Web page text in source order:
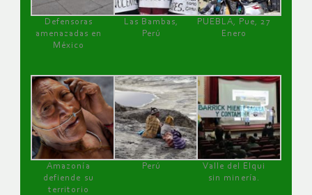
Defensoras
amenazadas en
México
Las Bambas,
Perú
PUEBLA, Pue, 27
Enero
Amazonía
defiende su
territorio
Perú
Valle del Elqui
sin minería.